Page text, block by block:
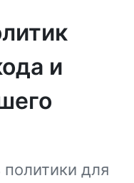
и
для